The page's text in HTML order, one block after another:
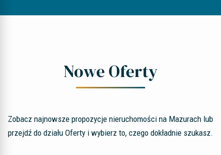
Nowe Oferty
Zobacz najnowsze propozycje nieruchomości na Mazurach lub
przejdź do działu Oferty i wybierz to, czego dokładnie szukasz.